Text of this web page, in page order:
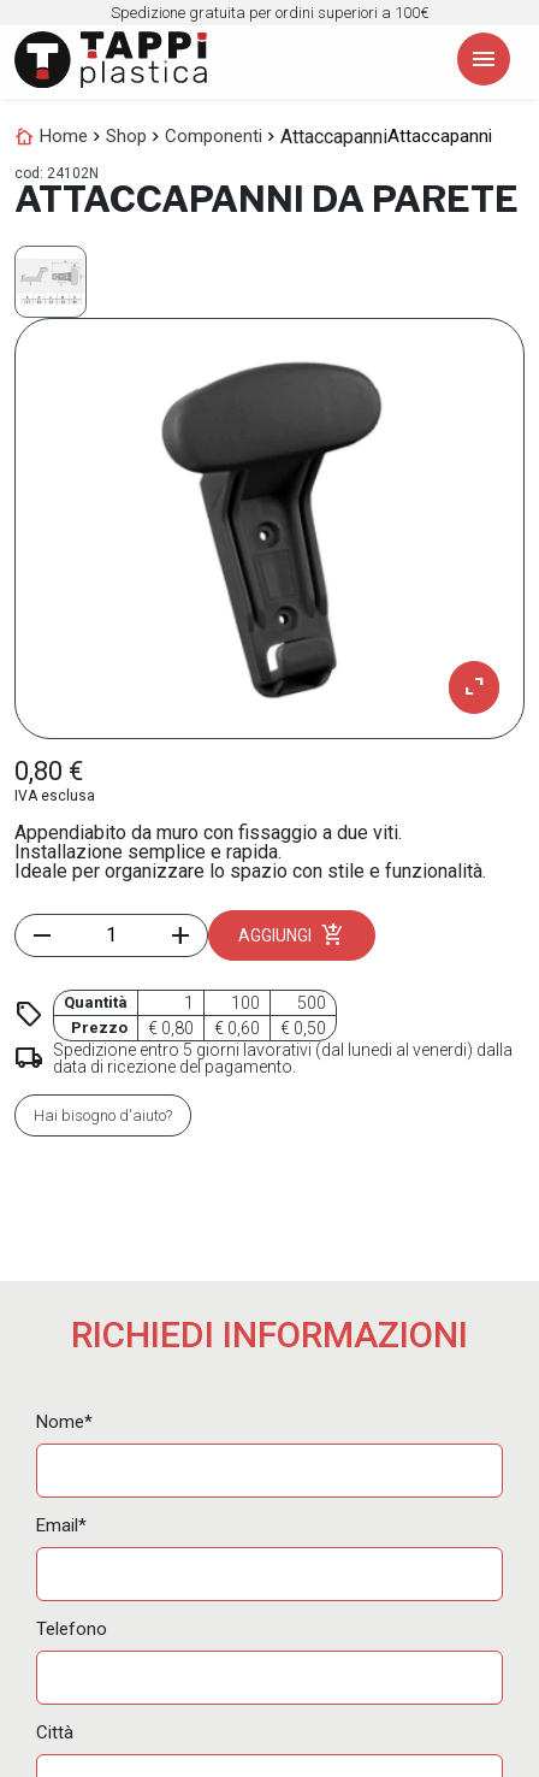
Spedizione gratuita per ordini superiori a 100€
menu
cottage Home chevron_right Shop chevron_right Componenti chevron_right AttaccapanniAttaccapanni
cod: 24102N
ATTACCAPANNI DA PARETE
expand_content
0,80 €
IVA esclusa
Appendiabito da muro con fissaggio a due viti.
Installazione semplice e rapida.
Ideale per organizzare lo spazio con stile e funzionalità.
remove add AGGIUNGI add_shopping_cart
sell Quantità 1 100 500
Prezzo € 0,80 € 0,60 € 0,50
local_shipping
Spedizione entro 5 giorni lavorativi (dal lunedi al venerdi) dalla
data di ricezione del pagamento.
Hai bisogno d'aiuto?
RICHIEDI INFORMAZIONI
Nome*
Email*
Telefono
Città